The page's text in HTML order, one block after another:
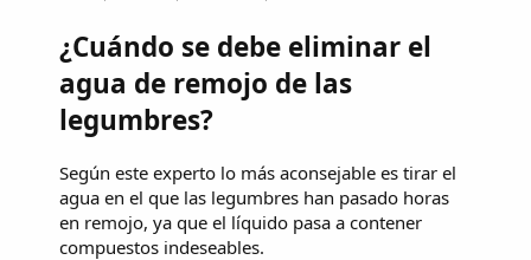
¿Cuándo se debe eliminar el
agua de remojo de las
legumbres?
Según este experto lo más aconsejable es tirar el
agua en el que las legumbres han pasado horas
en remojo, ya que el líquido pasa a contener
compuestos indeseables.